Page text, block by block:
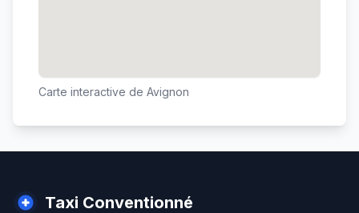
Carte interactive de Avignon
Taxi Conventionné